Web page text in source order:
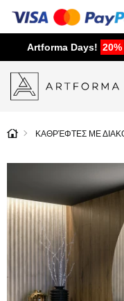
Artforma Days! 20%
ΚΑΘΡΈΦΤΕΣ ΜΕ